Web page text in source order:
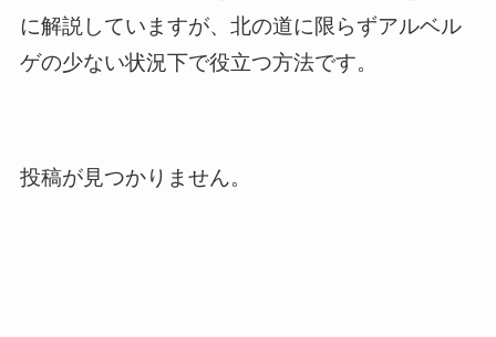
に解説していますが、北の道に限らずアルベル
ゲの少ない状況下で役立つ方法です。
投稿が見つかりません。